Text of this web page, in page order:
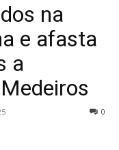
na
e afasta
a
0